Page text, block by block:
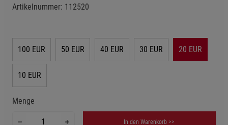
Artikelnummer: 112520
100 EUR 50 EUR 40 EUR 30 EUR 20 EUR
10 EUR
Menge
In den Warenkorb >>